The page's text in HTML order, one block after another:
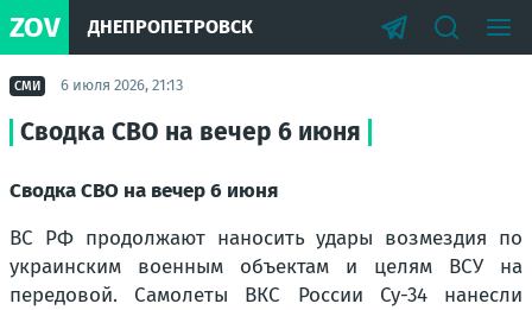
ZOV ДНЕПРОПЕТРОВСК
СМИ 6 июля 2026, 21:13
Сводка СВО на вечер 6 июня
Сводка СВО на вечер 6 июня
ВС РФ продолжают наносить удары возмездия по
украинским военным объектам и целям ВСУ на
передовой. Самолеты ВКС России Су-34 нанесли